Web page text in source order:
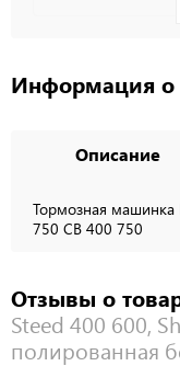
Информация о
Описание
Тормозная машинка
750 CB 400 750
Отзывы о
Steed 400 600,
полированная